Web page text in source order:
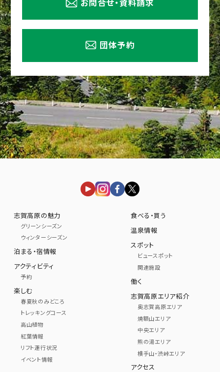
お問合せ・資料請求
団体予約
志賀高原の魅力
グリーンシーズン
ウィンターシーズン
泊まる・宿情報
アクティビティ
予約
楽しむ
春夏秋のみどころ
トレッキングコース
高山植物
紅葉情報
リフト運行状況
イベント情報
食べる・買う
温泉情報
スポット
ビュースポット
関連施設
働く
志賀高原エリア紹介
奥志賀高原エリア
焼額山エリア
中央エリア
熊の湯エリア
横手山・渋峠エリア
アクセス